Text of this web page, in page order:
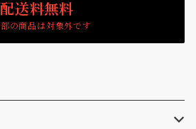
配送料無料
の商品は対象外です